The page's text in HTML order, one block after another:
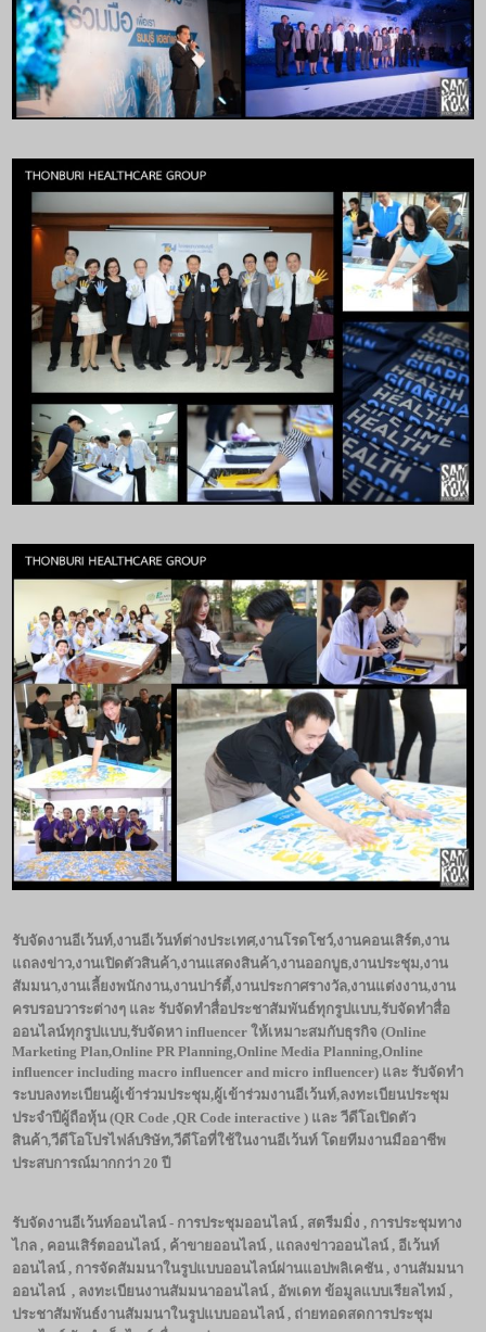
รับจัดงานอีเว้นท์,งานอีเว้นท์ต่างประเทศ,งานโรดโชว์,งานคอนเสิร์ต,งาน
แถลงข่าว,งานเปิดตัวสินค้า,งานแสดงสินค้า,งานออกบูธ,งานประชุม,งาน
สัมมนา,งานเลี้ยงพนักงาน,งานปาร์ตี้,งานประกาศรางวัล,งานแต่งงาน,งาน
ครบรอบวาระต่างๆ และ รับจัดทำสื่อประชาสัมพันธ์ทุกรูปแบบ,รับจัดทำสื่อ
ออนไลน์ทุกรูปแบบ,รับจัดหา influencer ให้เหมาะสมกับธุรกิจ (Online
Marketing Plan,Online PR Planning,Online Media Planning,Online
influencer including macro influencer and micro influencer) และ รับจัดทำ
ระบบลงทะเบียนผู้เข้าร่วมประชุม,ผู้เข้าร่วมงานอีเว้นท์,ลงทะเบียนประชุม
ประจำปีผู้ถือหุ้น (QR Code ,QR Code interactive ) และ วีดีโอเปิดตัว
สินค้า,วีดีโอโปรไฟล์บริษัท,วีดีโอที่ใช้ในงานอีเว้นท์ โดยทีมงานมืออาชีพ
ประสบการณ์มากกว่า 20 ปี
รับจัดงานอีเว้นท์ออนไลน์ - การประชุมออนไลน์, สตรีมมิ่ง , การประชุมทาง
ไกล , คอนเสิร์ตออนไลน์ , ค้าขายออนไลน์ , แถลงข่าวออนไลน์ , อีเว้นท์
ออนไลน์ , การจัดสัมมนาในรูปแบบออนไลน์ผ่านแอปพลิเคชัน , งานสัมมนา
ออนไลน์ , ลงทะเบียนงานสัมมนาออนไลน์ , อัพเดท ข้อมูลแบบเรียลไทม์ ,
ประชาสัมพันธ์งานสัมมนาในรูปแบบออนไลน์ , ถ่ายทอดสดการประชุม